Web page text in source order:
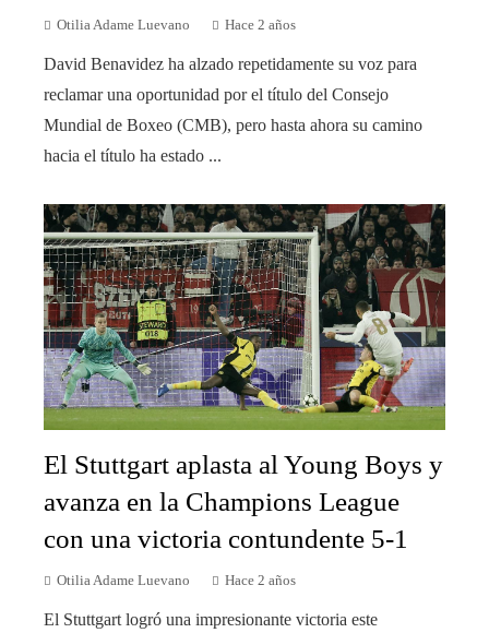
Otilia Adame Luevano Hace 2 años
David Benavidez ha alzado repetidamente su voz para
reclamar una oportunidad por el título del Consejo
Mundial de Boxeo (CMB), pero hasta ahora su camino
hacia el título ha estado ...
El Stuttgart aplasta al Young Boys y
avanza en la Champions League
con una victoria contundente 5-1
Otilia Adame Luevano Hace 2 años
El Stuttgart logró una impresionante victoria este